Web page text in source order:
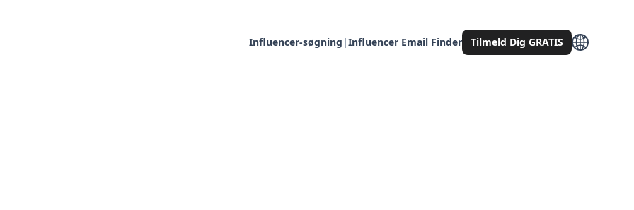
Influencer-søgning |Influencer Email Finder Tilmeld Dig GRATIS